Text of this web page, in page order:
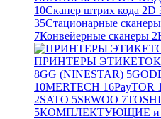
10Сканер штрих кода 2D
35Стационарные сканеры
7Конвейерные сканеры 2
ПРИНТЕРЫ ЭТИКЕТОК
8GG (NINESTAR) 5
10MERTECH 16PayTOR
2SATO 5SEWOO 7
5КОМПЛЕКТУЮЩИЕ и